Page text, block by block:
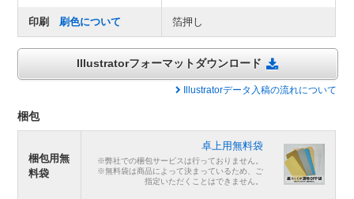
印刷刷色について 箔押し
Illustratorフォーマットダウンロード
Illustratorデータ入稿の流れについて
梱包
梱包用無
料袋
卓上用無料袋
※弊社での梱包サービスは行っておりません。
※無料袋は商品によって決まっているため、ご
指定いただくことはできません。